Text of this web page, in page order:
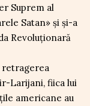
Suprem al
Satan» şi şi-a
Revoluţionară
retragerea
Larijani, fiica lui
americane au